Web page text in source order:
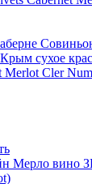
сухое
Merlot Cler